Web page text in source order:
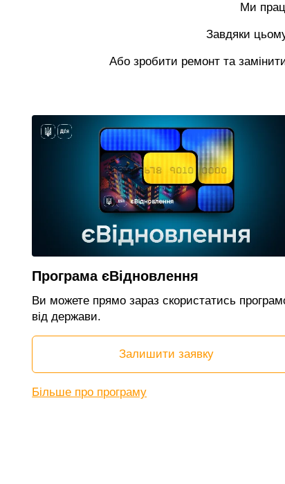
Ми
Завдяки
Або зробити ремонт та
Програма єВідновлення
Ви можете прямо зараз скористатись
від держави.
Залишити заявку
Більше про програму